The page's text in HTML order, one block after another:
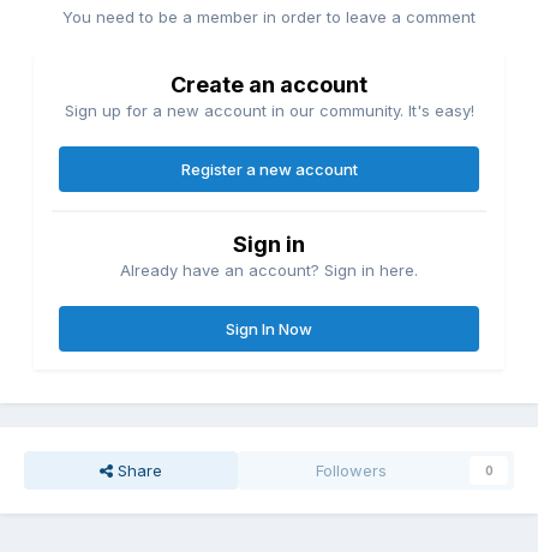
You need to be a member in order to leave a comment
Create an account
Sign up for a new account in our community. It's easy!
Register a new account
Sign in
Already have an account? Sign in here.
Sign In Now
Share Followers 0